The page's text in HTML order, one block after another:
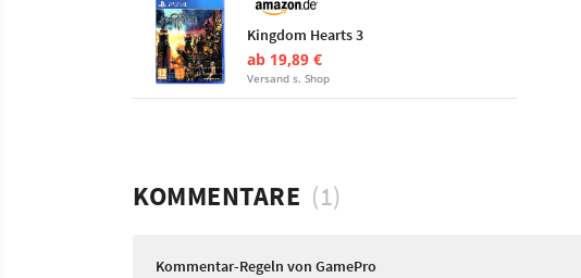
Kingdom Hearts 3
ab 19,89 €
Versand s. Shop
KOMMENTARE (1)
Kommentar-Regeln von GamePro